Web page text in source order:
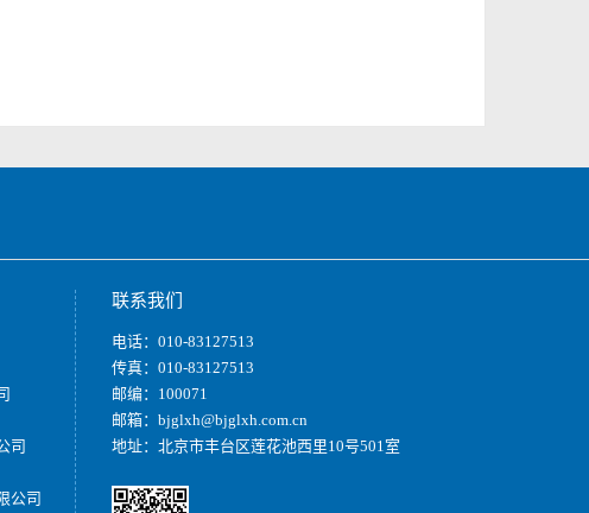
司
公司
联系我们
电话：010-83127513
传真：010-83127513
邮编：100071
邮箱：bjglxh@bjglxh.com.cn
地址：北京市丰台区莲花池西里10号501室